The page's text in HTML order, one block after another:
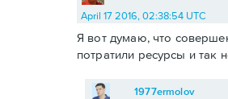
April 17 2016, 02:38:54 UTC
Я вот думаю, что
потратили ресурсы и так
1977ermolov